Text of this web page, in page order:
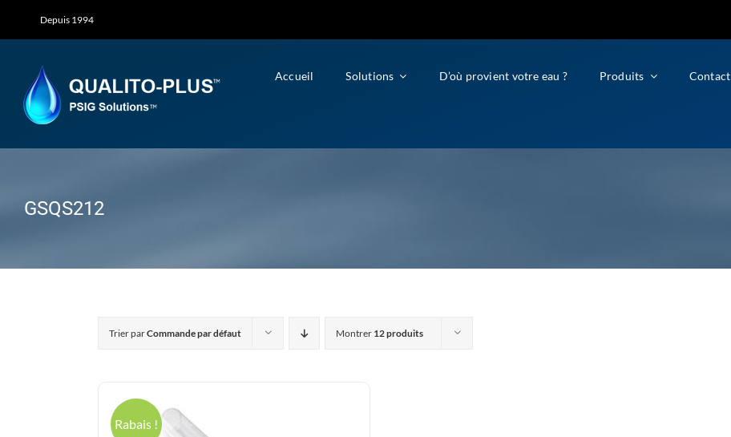
Depuis 1994
Accueil Solutions D’où provient votre eau ? Produits Contact
GSQS212
Trier parCommande par défaut Montrer 12 produits
Rabais !